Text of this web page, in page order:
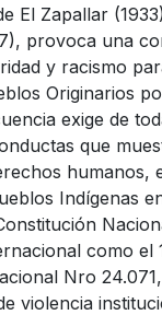
El Zapallar
provoca una
y racismo
Originarios
exige de
que
humanos,
Indígenas
como el
Nro
violencia